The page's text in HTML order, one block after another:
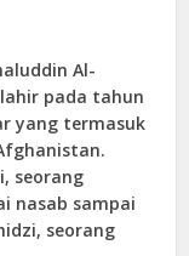
Al-
pada tahun
yang termasuk
seorang
nasab sampai
seorang